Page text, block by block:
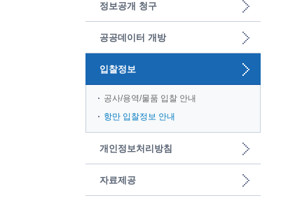
정보공개 청구
공공데이터 개방
입찰정보
공사/용역/물품 입찰 안내
항만 입찰정보 안내
개인정보처리방침
자료제공